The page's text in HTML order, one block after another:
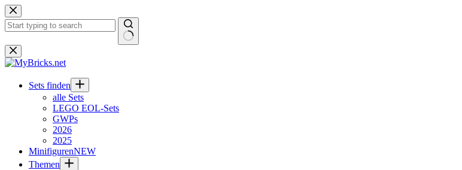
Zum
Inhalt
springen
Keine
Ergebnisse
Sets finden
alle Sets
LEGO EOL-Sets
GWPs
2026
2025
MinifigurenNEW
Themen